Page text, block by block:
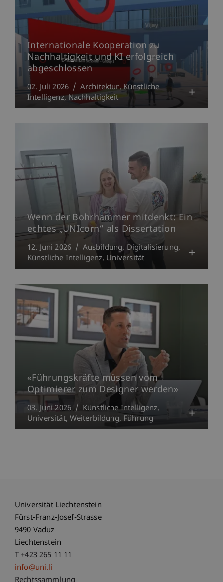
Internationale Kooperation zu
Nachhaltigkeit und KI erfolgreich
abgeschlossen
02. Juli 2026 Architektur Künstliche
Intelligenz Nachhaltigkeit
Wenn der Bohrhammer mitdenkt: Ein
echtes „UNIcorn“ als Dissertation
12. Juni 2026 Ausbildung Digitalisierung
Künstliche Intelligenz Universität
«Führungskräfte müssen vom
Optimierer zum Designer werden»
03. Juni 2026
Künstliche Intelligenz
Universität Weiterbildung Führung
Universität Liechtenstein
Fürst-Franz-Josef-Strasse
9490 Vaduz
Liechtenstein
T +423 265 11 11
info@uni.li